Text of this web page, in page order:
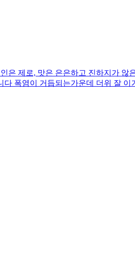
은 제로, 맛은 은은하고 진하지가
폭염이 거듭되는가운데 더위 잘 이